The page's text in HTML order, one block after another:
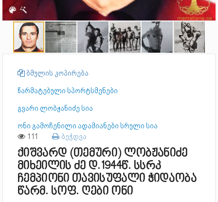
ბმულის კოპირება
წარმატებული სპორტსმენები
გვარი ლობჟანიძე სია
ონი გამოჩენილი ადამიანები სრული სია
111 ბეჭდვა
ქიშვარდ (თემური) ლობჟანიძე
მიხეილის ძე დ.1944წ. სსრკ
ჩემპიონი თავისუფალი ჭიდაობა
წარმ. სოფ. ღები ონი